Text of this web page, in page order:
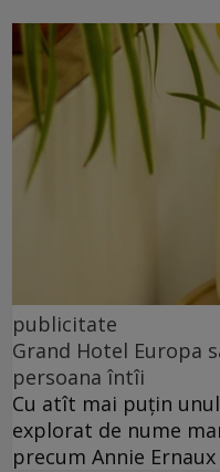
publicitate
Grand Hotel Europa
persoana întîi
Cu atît mai puțin
explorat de nume
precum Annie